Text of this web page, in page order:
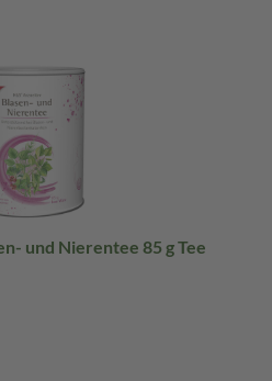
und Nierentee 85 g Tee